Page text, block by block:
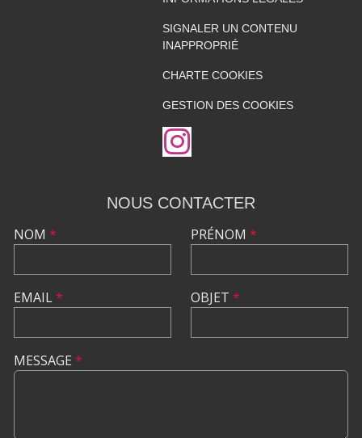
SIGNALER UN CONTENU
INAPPROPRIÉ
CHARTE COOKIES
GESTION DES COOKIES
NOUS CONTACTER
NOM *
EMAIL*
PRÉNOM *
OBJET *
MESSAGE *